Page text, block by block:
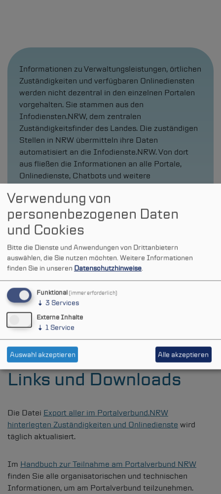
Informationen zu Verwaltungsleistungen, örtlichen
Zuständigkeiten und verfügbaren Onlinediensten
werden nicht dezentral in den einzelnen Portalen
vorgehalten. Sie stammen aus den
Infodiensten.NRW, dem zentralen
Zuständigkeitsfinder des Landes. Die zuständigen
Stellen in NRW übermitteln ihre Daten
automatisiert an die Infodienste.NRW. Von dort
aus fließen die Informationen an alle Portale,
Onlinedienste, Chatbots und weitere
Konsumenten, wie etwa an die 115-Servicecenter.
Zudem ermöglichen diese Daten präzise
statistische Auswertungen darüber, welche
Leistungen an welchen Orten bereits digital
verfügbar sind.
Die verschiedenen Möglichkeiten der
automatisierten Datenübermittlung und
weiterführende Informationen zum Portalverbund
finden Sie imHandbuch zur Teilnahme am
Portalverbund NRW
Links und Downloads
Die Datei Export aller im Portalverbund.NRW
hinterlegten Zuständigkeiten und Onlinedienste wird
täglich aktualisiert.
Im Handbuch zur Teilnahme am Portalverbund NRW
finden Sie alle organisatorischen und technischen
Informationen, um am Portalverbund teilzunehmen.
Verwendung von
personenbezogenen Daten
und Cookies
Bitte die Dienste und Anwendungen von Drittanbietern
auswählen, die Sie nutzen möchten. Weitere Informationen
finden Sie in unseren Datenschutzhinweise.
Funktional(immer erforderlich)
↓ 3 Services
Externe Inhalte
↓ 1 Service
Auswahl akzeptieren Alle akzeptieren